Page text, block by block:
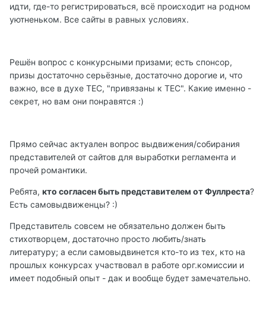
идти, где-то регистрироваться, всё происходит на родном
уютненьком. Все сайты в равных условиях.
Решён вопрос с конкурсными призами; есть спонсор,
призы достаточно серьёзные, достаточно дорогие и, что
важно, все в духе ТЕС, "привязаны к ТЕС". Какие именно -
секрет, но вам они понравятся :)
Прямо сейчас актуален вопрос выдвижения/собирания
представителей от сайтов для выработки регламента и
прочей романтики.
Ребята, кто согласен быть представителем от Фуллреста?
Есть самовыдвиженцы? :)
Представитель совсем не обязательно должен быть
стихотворцем, достаточно просто любить/знать
литературу; а если самовыдвинется кто-то из тех, кто на
прошлых конкурсах участвовал в работе орг.комиссии и
имеет подобный опыт - дак и вообще будет замечательно.